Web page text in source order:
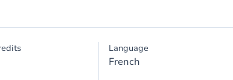
Language
French